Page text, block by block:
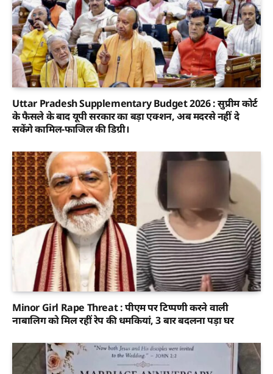
Uttar Pradesh Supplementary Budget 2026 : सुप्रीम कोर्ट
के फैसले के बाद यूपी सरकार का बड़ा एक्शन, अब मदरसे नहीं दे
सकेंगे कामिल-फाजिल की डिग्री।
Minor Girl Rape Threat : पीएम पर टिप्पणी करने वाली
नाबालिग को मिल रहीं रेप की धमकियां, 3 बार बदलना पड़ा घर